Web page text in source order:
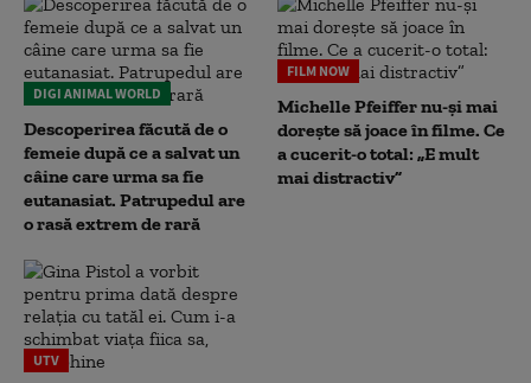
DIGI ANIMAL WORLD
Descoperirea făcută de o
femeie după ce a salvat un
câine care urma sa fie
eutanasiat. Patrupedul are
o rasă extrem de rară
FILM NOW
Michelle Pfeiffer nu-și mai
dorește să joace în filme. Ce
a cucerit-o total: „E mult
mai distractiv”
UTV